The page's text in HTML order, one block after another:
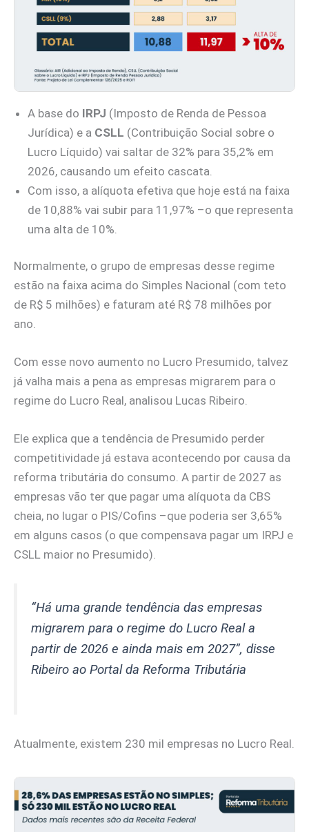
A base do IRPJ (Imposto de Renda de Pessoa
Jurídica) e a CSLL (Contribuição Social sobre o
Lucro Líquido) vai saltar de 32% para 35,2% em
2026, causando um efeito cascata.
Com isso, a alíquota efetiva que hoje está na faixa
de 10,88% vai subir para 11,97% –o que representa
uma alta de 10%.
Normalmente, o grupo de empresas desse regime
estão na faixa acima do Simples Nacional (com teto
de R$ 5 milhões) e faturam até R$ 78 milhões por
ano.
Com esse novo aumento no Lucro Presumido, talvez
já valha mais a pena as empresas migrarem para o
regime do Lucro Real, analisou Lucas Ribeiro.
Ele explica que a tendência de Presumido perder
competitividade já estava acontecendo por causa da
reforma tributária do consumo. A partir de 2027 as
empresas vão ter que pagar uma alíquota da CBS
cheia, no lugar o PIS/Cofins –que poderia ser 3,65%
em alguns casos (o que compensava pagar um IRPJ e
CSLL maior no Presumido).
“Há uma grande tendência das empresas
migrarem para o regime do Lucro Real a
partir de 2026 e ainda mais em 2027”, disse
Ribeiro ao Portal da Reforma Tributária
Atualmente, existem 230 mil empresas no Lucro Real.